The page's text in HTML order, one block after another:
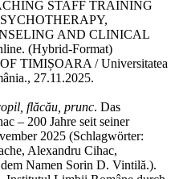
STAFF TRAINING
AND CLINICAL
(Hybrid-Format)
TIMIȘOARA / Universitatea
27.11.2025.
flăcău, prunc. Das
– 200 Jahre seit seiner
2025 (Schlagwörter:
Alexandru Cihac,
Namen Sorin D. Vintilă.).